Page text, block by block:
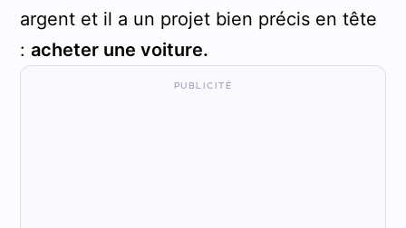
argent et il a un projet bien précis en tête
: acheter une voiture.